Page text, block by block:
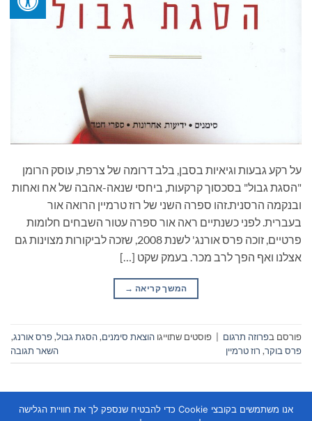
על רקע גבעות וגיאיות בסבן, בלב דרומה של צרפת, עוסק הרומן
"הסגת גבול" בסכסוך קרקעות, ביחסי שנאה-אהבה של אח ואחות
ובנקמה הרסנית.זהו ספרה השני של רוז טרמיין הרואה אור
בעברית. לפני כשנתיים ראה אור ספרה עטור השבחים חלומות
פרטיים, זוכה פרס אורנג' לשנת 2008, שזכה לביקורות מצוינות גם
אצלנו ואף הפך לרב מכר. בעמק שקט […]
המשך קריאה →
פורסם בפרוזה תרגום | פוסטים שתוייגו הוצאת סימנים,הסגת גבול,פרס אורנג,
פרס בוקר, רוז טרמיין השאר תגובה
אנו משתמשים בקובצי Cookie כדי להבטיח שנספק לך את חוויית הגלישה